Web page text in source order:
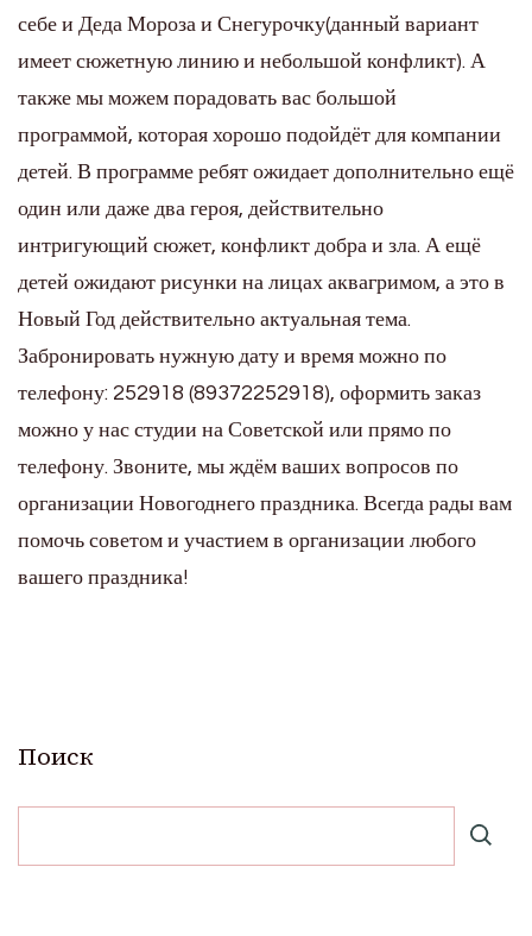
себе и Деда Мороза и Снегурочку(данный вариант
имеет сюжетную линию и небольшой конфликт). А
также мы можем порадовать вас большой
программой, которая хорошо подойдёт для компании
детей. В программе ребят ожидает дополнительно ещё
один или даже два героя, действительно
интригующий сюжет, конфликт добра и зла. А ещё
детей ожидают рисунки на лицах аквагримом, а это в
Новый Год действительно актуальная тема.
Забронировать нужную дату и время можно по
телефону: 252918 (89372252918), оформить заказ
можно у нас студии на Советской или прямо по
телефону. Звоните, мы ждём ваших вопросов по
организации Новогоднего праздника. Всегда рады вам
помочь советом и участием в организации любого
вашего праздника!
Поиск